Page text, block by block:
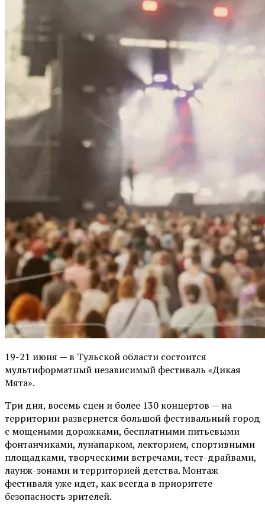
19-21 июня — в Тульской области состоится
мультиформатный независимый фестиваль «Дикая
Мята».
Три дня, восемь сцен и более 130 концертов — на
территории развернется большой фестивальный город
с мощеными дорожками, бесплатными питьевыми
фонтанчиками, лунапарком, лекторием, спортивными
площадками, творческими встречами, тест-драйвами,
лаунж-зонами и территорией детства. Монтаж
фестиваля уже идет, как всегда в приоритете
безопасность зрителей.